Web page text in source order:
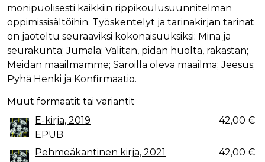
monipuolisesti kaikkiin rippikoulusuunnitelman
oppimissisältöihin. Työskentelyt ja tarinakirjan tarinat
on jaoteltu seuraaviksi kokonaisuuksiksi: Minä ja
seurakunta; Jumala; Välitän, pidän huolta, rakastan;
Meidän maailmamme; Säröillä oleva maailma; Jeesus;
Pyhä Henki ja Konfirmaatio.
Muut formaatit tai variantit
E-kirja, 2019
EPUB
42,00 €
Pehmeäkantinen kirja, 2021 42,00 €